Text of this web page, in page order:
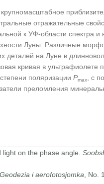
отражательные
к УФ-области спектра и
Луны. Различные
деталей на Луне в
кривая в ультрафиолете
поляризации Pmax, с
преломления
on the phase angle.
i aerofotosjomka, No.